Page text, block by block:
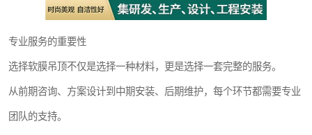
专业服务的重要性
选择软膜吊顶不仅是选择一种材料，更是选择一套完整的服务。
从前期咨询、方案设计到中期安装、后期维护，每个环节都需要专业
团队的支持。